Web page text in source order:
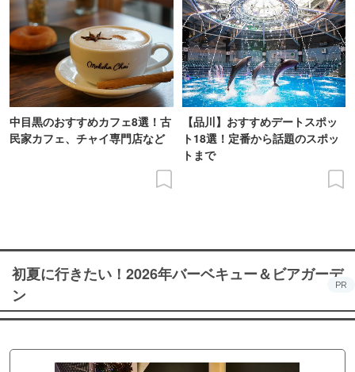
中目黒のおすすめカフェ8選！古
民家カフェ、チャイ専門店など
【品川】おすすめデートスポッ
ト18選！定番から話題のスポッ
トまで
初夏に行きたい！2026年バーベキュー＆ビアガーデ
ン
PR